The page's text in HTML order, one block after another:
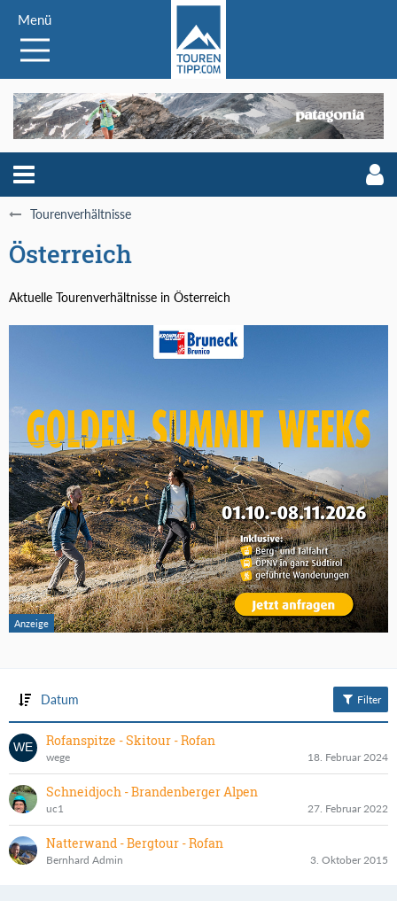
Menü
Tourenverhältnisse
Österreich
Aktuelle Tourenverhältnisse in Österreich
Datum Filter
Rofanspitze - Skitour - Rofan
wege 18. Februar 2024
Schneidjoch - Brandenberger Alpen
uc1 27. Februar 2022
Natterwand - Bergtour - Rofan
Bernhard Admin 3. Oktober 2015